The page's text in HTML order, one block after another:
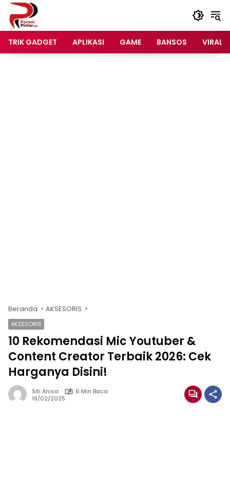
Langsung
konten
TRIK GADGET
APLIKASI GAME BANSOS VIRAL
Beranda AKSESORIS
AKSESORIS
10 Rekomendasi Mic Youtuber &
Content Creator Terbaik 2026: Cek
Harganya Disini!
Siti Anisa
6 Min Baca
19/02/2025